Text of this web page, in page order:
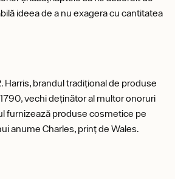
ideea de a nu exagera cu cantitatea
Harris, brandul tradițional de produse
vechi deținător al multor onoruri
furnizează produse cosmetice pe
anume Charles, prinț de Wales.